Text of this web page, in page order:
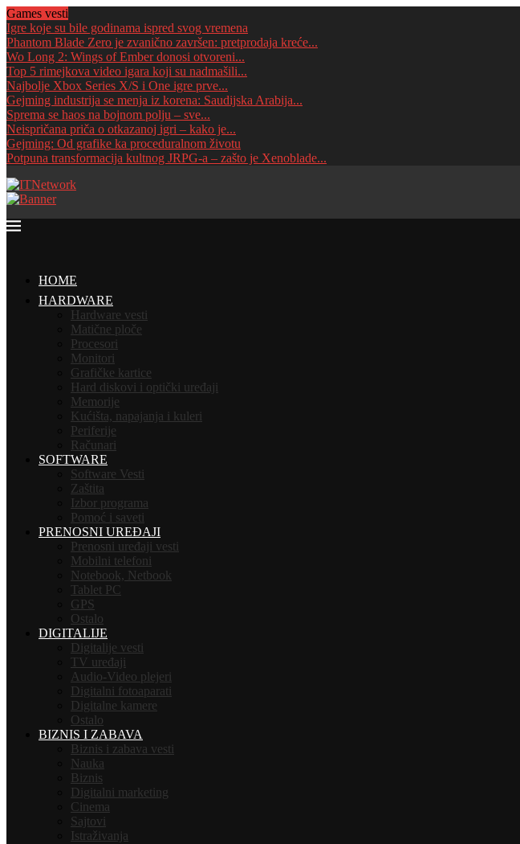
Games vesti
Igre koje su bile godinama ispred svog vremena
Phantom Blade Zero je zvanično završen: pretprodaja kreće...
Wo Long 2: Wings of Ember donosi otvoreni...
Top 5 rimejkova video igara koji su nadmašili...
Najbolje Xbox Series X/S i One igre prve...
Gejming industrija se menja iz korena: Saudijska Arabija...
Sprema se haos na bojnom polju – sve...
Neispričana priča o otkazanoj igri – kako je...
Gejming: Od grafike ka proceduralnom životu
Potpuna transformacija kultnog JRPG-a – zašto je Xenoblade...
HOME
HARDWARE
Hardware vesti
Matične ploče
Procesori
Monitori
Grafičke kartice
Hard diskovi i optički uređaji
Memorije
Kućišta, napajanja i kuleri
Periferije
Računari
SOFTWARE
Software Vesti
Zaštita
Izbor programa
Pomoć i saveti
PRENOSNI UREĐAJI
Prenosni uređaji vesti
Mobilni telefoni
Notebook, Netbook
Tablet PC
GPS
Ostalo
DIGITALIJE
Digitalije vesti
TV uređaji
Audio-Video plejeri
Digitalni fotoaparati
Digitalne kamere
Ostalo
BIZNIS I ZABAVA
Biznis i zabava vesti
Nauka
Biznis
Digitalni marketing
Cinema
Sajtovi
Istraživanja